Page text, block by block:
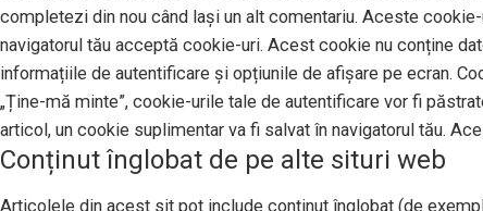
completezi din nou când lași un alt comentariu. Aceste
navigatorul tău acceptă cookie-uri. Acest cookie nu conține
informațiile de autentificare și opțiunile de afișare pe ecran.
„Ține-mă minte”, cookie-urile tale de autentificare vor fi
articol, un cookie suplimentar va fi salvat în navigatorul tău.
Conținut înglobat de pe alte situri web
Articolele din acest sit pot include conținut înglobat (de